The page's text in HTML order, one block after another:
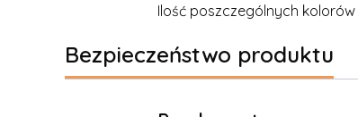
Ilość poszczególnych
Bezpieczeństwo produktu